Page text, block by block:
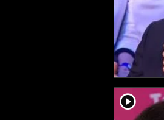
player2